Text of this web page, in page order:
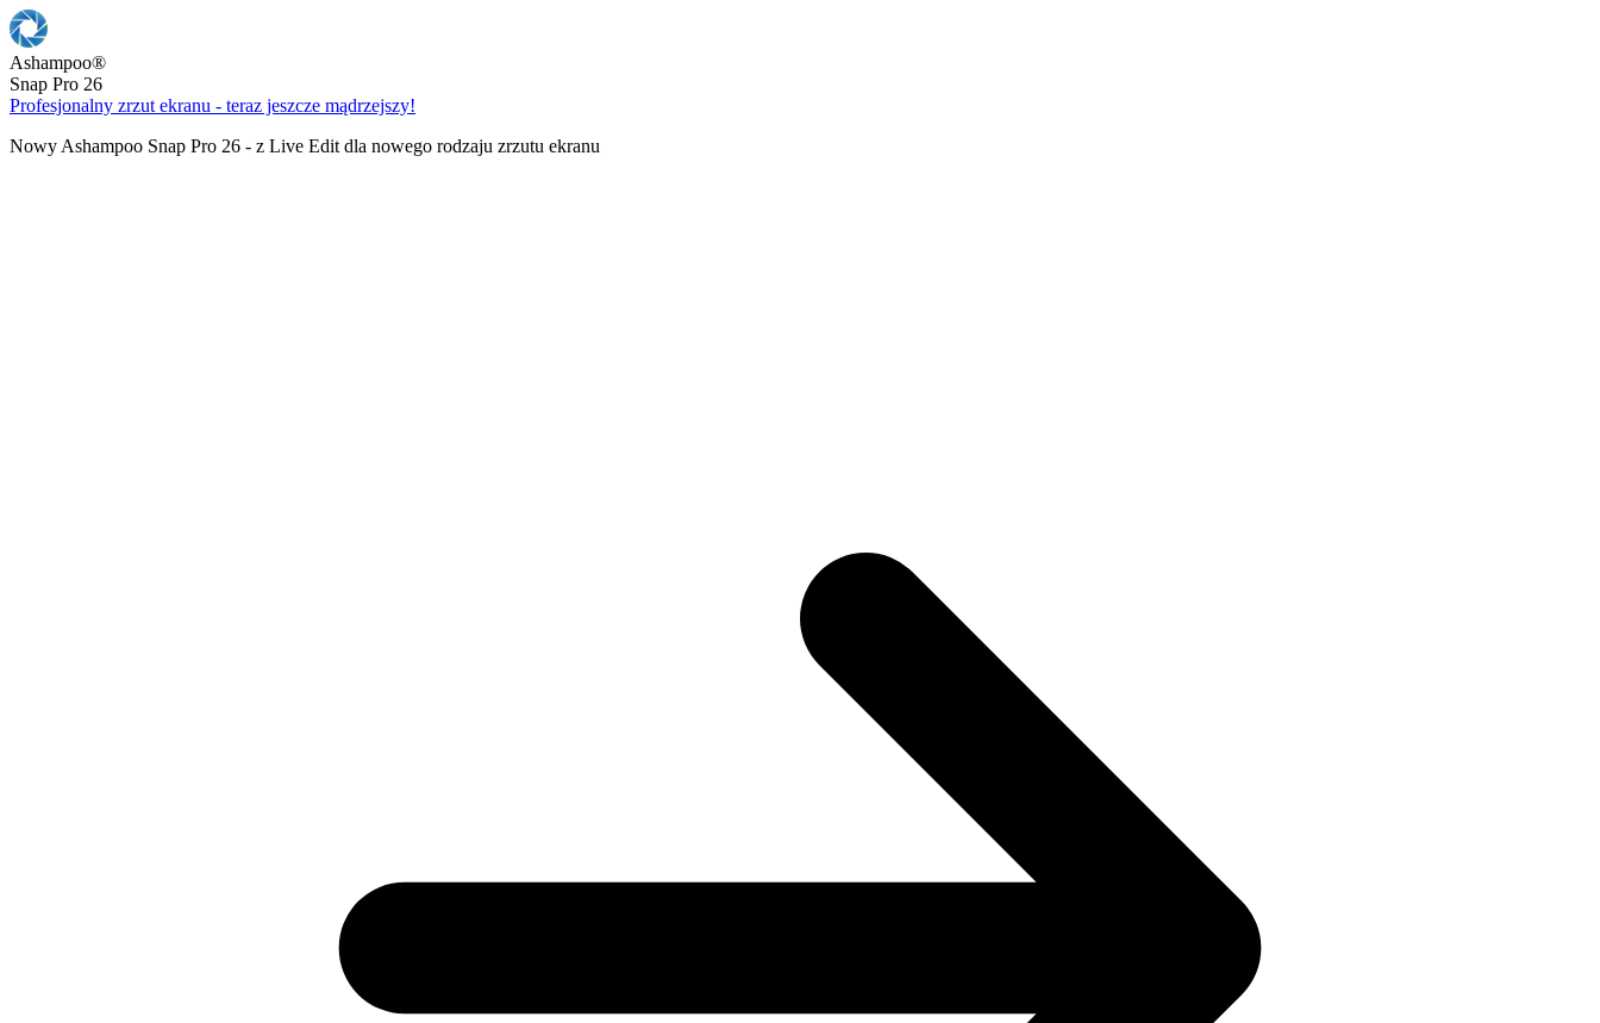
Ashampoo®
Snap Pro 26
Profesjonalny zrzut ekranu - teraz jeszcze mądrzejszy!
Nowy Ashampoo Snap Pro 26 - z Live Edit dla nowego rodzaju zrzutu ekranu